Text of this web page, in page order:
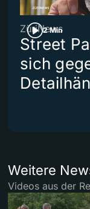
2 Min
ZüriNews
Street
sich
Weitere
Videos aus der